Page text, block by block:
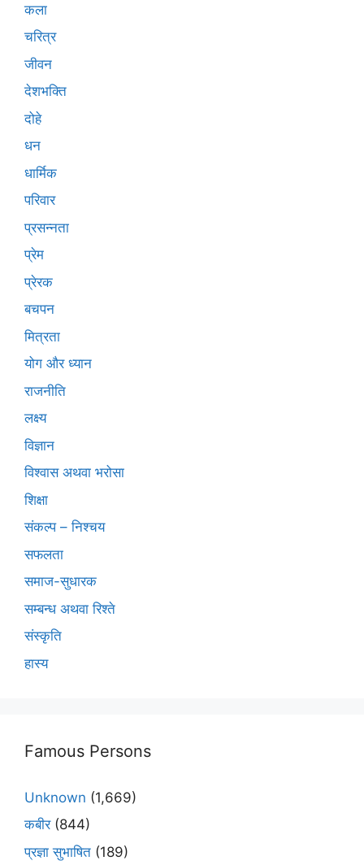
कला
चरित्र
जीवन
देशभक्ति
दोहे
धन
धार्मिक
परिवार
प्रसन्नता
प्रेम
प्रेरक
बचपन
मित्रता
योग और ध्यान
राजनीति
लक्ष्य
विज्ञान
विश्वास अथवा भरोसा
शिक्षा
संकल्प – निश्चय
सफलता
समाज-सुधारक
सम्बन्ध अथवा रिश्ते
संस्कृति
हास्य
Famous Persons
Unknown (1,669)
कबीर(844)
प्रज्ञा सुभाषित (189)